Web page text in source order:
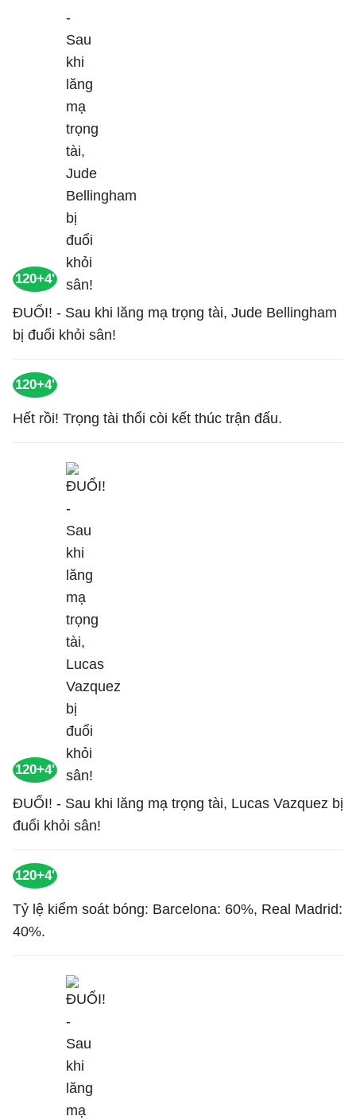
120+4'
ĐUỔI! - Sau khi lăng mạ trọng tài, Jude Bellingham
bị đuổi khỏi sân!
120+4'
Hết rồi! Trọng tài thổi còi kết thúc trận đấu.
120+4'
ĐUỔI! - Sau khi lăng mạ trọng tài, Lucas Vazquez bị
đuổi khỏi sân!
120+4'
Tỷ lệ kiểm soát bóng: Barcelona: 60%, Real Madrid:
40%.